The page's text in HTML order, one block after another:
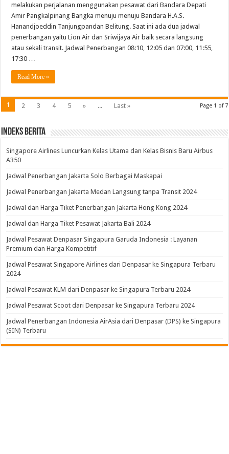
melakukan perjalanan menggunakan pesawat dari Bandara Depati
Amir Pangkalpinang Bangka menuju menuju Bandara H.A.S.
Hanandjoeddin Tanjungpandan Belitung. Saat ini ada dua jadwal
penerbangan yaitu Lion Air dan Sriwijaya Air baik secara langsung
atau sekali transit. Jadwal Penerbangan 08:10, 12:05 dan 07:00, 11:55,
17:30 …
Read More »
Page 1 of 7
1 2 3 4 5 » ... Last »
Indeks Berita
Singapore Airlines Luncurkan Kelas Utama dan Kelas Bisnis Baru Airbus
A350
Jadwal Penerbangan Jakarta Solo Berbagai Maskapai
Jadwal Penerbangan Jakarta Medan Langsung tanpa Transit 2024
Jadwal dan Harga Tiket Penerbangan Jakarta Hong Kong 2024
Jadwal dan Harga Tiket Pesawat Jakarta Bali 2024
Jadwal Pesawat Denpasar Singapura Garuda Indonesia : Layanan
Premium dan Harga Kompetitif
Jadwal Pesawat Singapore Airlines dari Denpasar ke Singapura Terbaru
2024
Jadwal Pesawat KLM dari Denpasar ke Singapura Terbaru 2024
Jadwal Pesawat Scoot dari Denpasar ke Singapura Terbaru 2024
Jadwal Penerbangan Indonesia AirAsia dari Denpasar (DPS) ke Singapura
(SIN) Terbaru